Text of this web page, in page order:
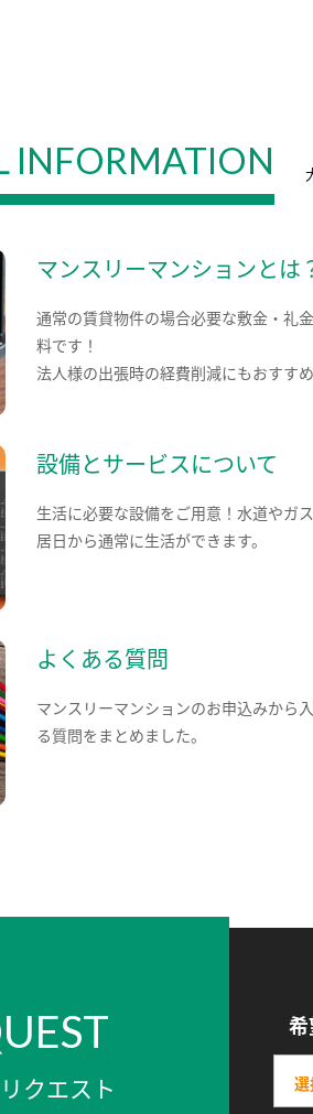
INFORMATION
マンスリーマンションとは
通常の賃貸物件の場合必要な敷金・礼
料です！
法人様の出張時の経費削減にもおすすめ
設備とサービスについて
生活に必要な設備をご用意！水道やガ
居日から通常に生活ができます。
よくある質問
マンスリーマンションのお申込みから
る質問をまとめました。
クエスト